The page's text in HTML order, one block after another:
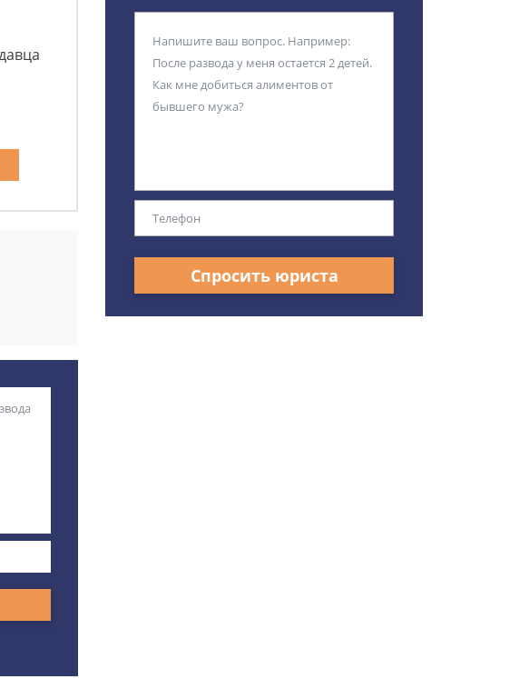
Спросить юриста